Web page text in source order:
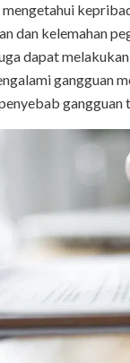
dan kelemahan
dapat
gangguan
gangguan